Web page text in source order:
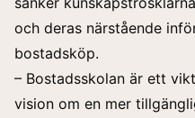
och deras närstående
bostadsköp.
– Bostadsskolan är ett
vision om en mer